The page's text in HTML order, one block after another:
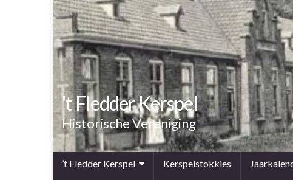
't Fledder Kerspel
Historische Vereniging
’t Fledder Kerspel Kerspelstokkies